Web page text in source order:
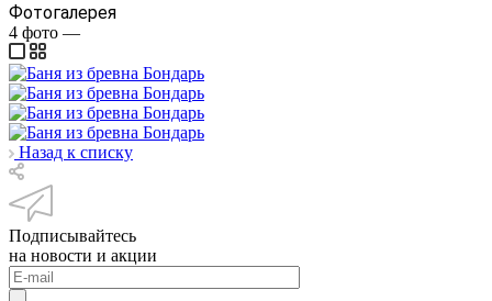
Фотогалерея
4 фото —
Назад к списку
Подписывайтесь
на новости и акции